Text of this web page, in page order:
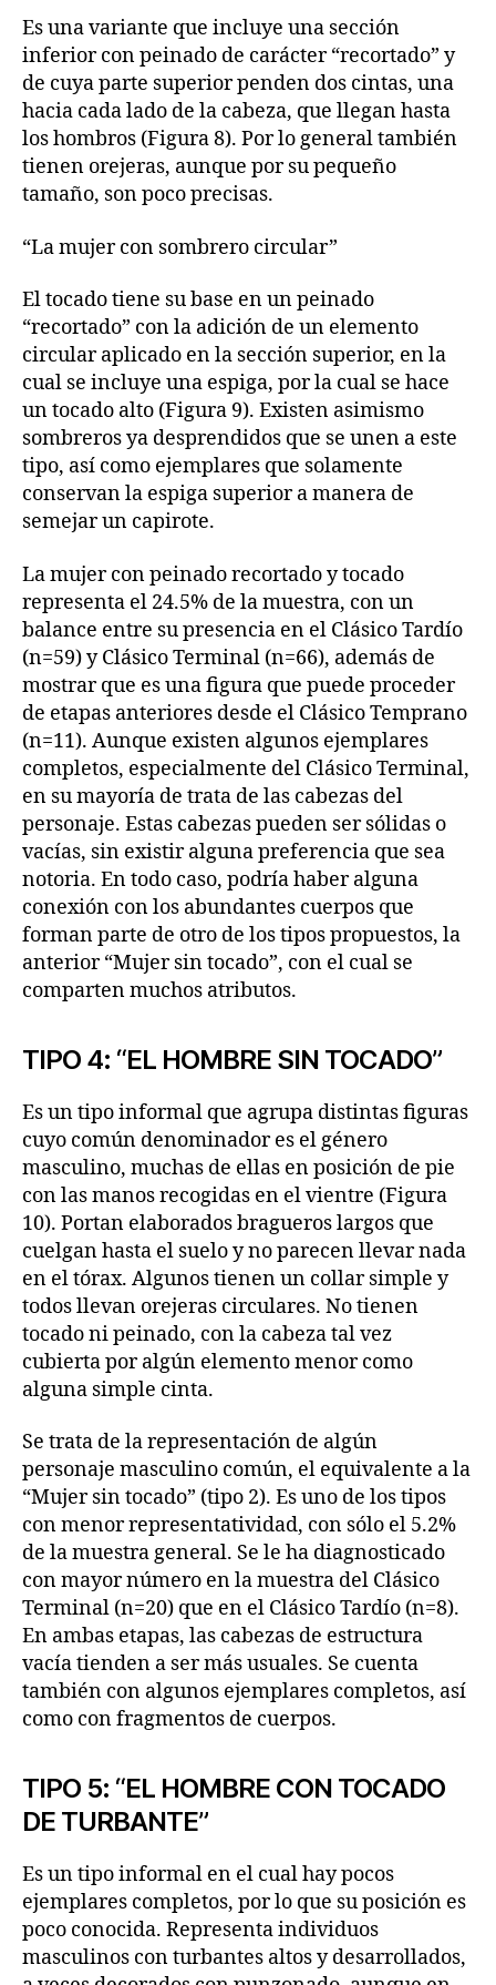
Es una variante que incluye una sección
inferior con peinado de carácter “recortado” y
de cuya parte superior penden dos cintas, una
hacia cada lado de la cabeza, que llegan hasta
los hombros (Figura 8). Por lo general también
tienen orejeras, aunque por su pequeño
tamaño, son poco precisas.
“La mujer con sombrero circular”
El tocado tiene su base en un peinado
“recortado” con la adición de un elemento
circular aplicado en la sección superior, en la
cual se incluye una espiga, por la cual se hace
un tocado alto (Figura 9). Existen asimismo
sombreros ya desprendidos que se unen a este
tipo, así como ejemplares que solamente
conservan la espiga superior a manera de
semejar un capirote.
La mujer con peinado recortado y tocado
representa el 24.5% de la muestra, con un
balance entre su presencia en el Clásico Tardío
(n=59) y Clásico Terminal (n=66), además de
mostrar que es una figura que puede proceder
de etapas anteriores desde el Clásico Temprano
(n=11). Aunque existen algunos ejemplares
completos, especialmente del Clásico Terminal,
en su mayoría de trata de las cabezas del
personaje. Estas cabezas pueden ser sólidas o
vacías, sin existir alguna preferencia que sea
notoria. En todo caso, podría haber alguna
conexión con los abundantes cuerpos que
forman parte de otro de los tipos propuestos, la
anterior “Mujer sin tocado”, con el cual se
comparten muchos atributos.
TIPO 4: “EL HOMBRE SIN TOCADO”
Es un tipo informal que agrupa distintas figuras
cuyo común denominador es el género
masculino, muchas de ellas en posición de pie
con las manos recogidas en el vientre (Figura
10). Portan elaborados bragueros largos que
cuelgan hasta el suelo y no parecen llevar nada
en el tórax. Algunos tienen un collar simple y
todos llevan orejeras circulares. No tienen
tocado ni peinado, con la cabeza tal vez
cubierta por algún elemento menor como
alguna simple cinta.
Se trata de la representación de algún
personaje masculino común, el equivalente a la
“Mujer sin tocado” (tipo 2). Es uno de los tipos
con menor representatividad, con sólo el 5.2%
de la muestra general. Se le ha diagnosticado
con mayor número en la muestra del Clásico
Terminal (n=20) que en el Clásico Tardío (n=8).
En ambas etapas, las cabezas de estructura
vacía tienden a ser más usuales. Se cuenta
también con algunos ejemplares completos, así
como con fragmentos de cuerpos.
TIPO 5: “EL HOMBRE CON TOCADO
DE TURBANTE”
Es un tipo informal en el cual hay pocos
ejemplares completos, por lo que su posición es
poco conocida. Representa individuos
masculinos con turbantes altos y desarrollados,